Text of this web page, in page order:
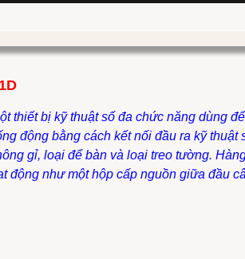
thiết bị kỹ thuật số đa chức năng dùng
động bằng cách kết nối đầu ra kỹ
gỉ, loại để bàn và loại treo tường.
động như một hộp cấp nguồn giữa đầu